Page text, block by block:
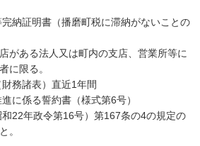
証明書（播磨町税に滞納がないことの
ある法人又は町内の支店、営業所等に
に限る。
務諸表）直近1年間
係る誓約書（様式第6号）
22年政令第16号）第167条の4の規定の
。